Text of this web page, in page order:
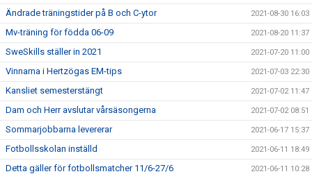
Ändrade träningstider på B och C-ytor 2021-08-30 16:03
Mv-träning för födda 06-09 2021-08-20 11:37
SweSkills ställer in 2021 2021-07-20 11:00
Vinnarna i Hertzögas EM-tips 2021-07-03 22:30
Kansliet semesterstängt 2021-07-02 11:47
Dam och Herr avslutar vårsäsongerna 2021-07-02 08:51
Sommarjobbarna levererar 2021-06-17 15:37
Fotbollsskolan inställd 2021-06-11 18:49
Detta gäller för fotbollsmatcher 11/6-27/6 2021-06-11 10:28